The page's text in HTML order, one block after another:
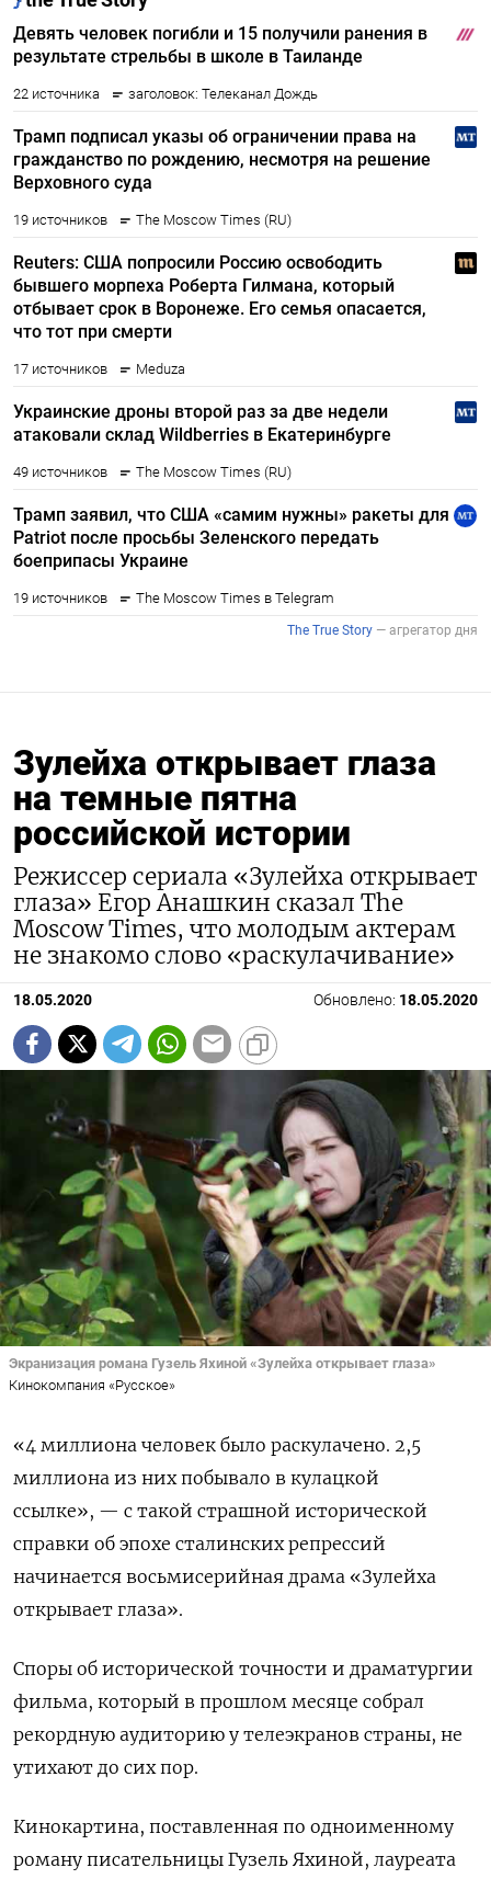
Зулейха открывает глаза
на темные пятна
российской истории
Режиссер сериала «Зулейха открывает
глаза» Егор Анашкин сказал The
Moscow Times, что молодым актерам
не знакомо слово «раскулачивание»
18.05.2020 Обновлено: 18.05.2020
Экранизация романа Гузель Яхиной «Зулейха открывает глаза»
Кинокомпания «Русское»
«4 миллиона человек было раскулачено. 2,5
миллиона из них побывало в кулацкой
ссылке», — с такой страшной исторической
справки об эпохе сталинских репрессий
начинается восьмисерийная драма «Зулейха
открывает глаза».
Споры об исторической точности и драматургии
фильма, который в прошлом месяце собрал
рекордную аудиторию у телеэкранов страны, не
утихают до сих пор.
Кинокартина, поставленная по одноименному
роману писательницы Гузель Яхиной, лауреата